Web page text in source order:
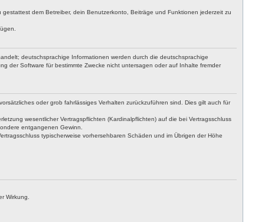
dem Betreiber, dein Benutzerkonto, Beiträge und Funktionen jederzeit zu
deutschsprachige Informationen werden durch die deutschsprachige
der Software für bestimmte Zwecke nicht untersagen oder auf Inhalte fremder
oder grob fahrlässiges Verhalten zurückzuführen sind. Dies gilt auch für
wesentlicher Vertragspflichten (Kardinalpflichten) auf die bei Vertragsschluss
entgangenen Gewinn.
typischerweise vorhersehbaren Schäden und im Übrigen der Höhe
Wirkung.